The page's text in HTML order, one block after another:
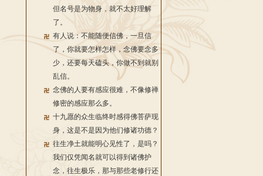
但名号是为物身，就不太好理解
了。
有人说：不能随便信佛，一旦信
了，你就要怎样怎样，念佛要念多
少，还要每天磕头，你做不到就别
乱信。
念佛的人要有感应很难，不像修禅
修密的感应那么多。
十九愿的众生临终时感得佛菩萨现
身，这是不是因为他们修诸功德？
往生净土就能明心见性了，是吗？
我们仅凭闻名就可以得到诸佛护
念，往生极乐，那与那些老修行还